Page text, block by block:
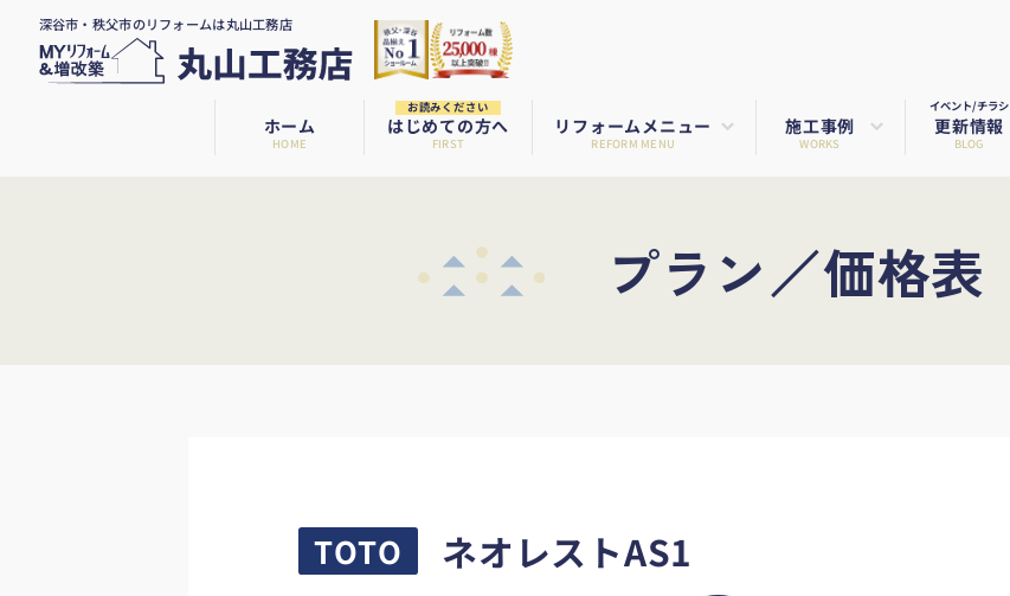
深谷市・秩父市のリフォームは丸山工務店
ホーム
HOME
お読みください
はじめての方へ
FIRST
リフォームメニュー
REFORM MENU
施工事例
WORKS
イベント/チラシ
更新情報
BLOG
プラン／価格表
TOTO ネオレストAS1